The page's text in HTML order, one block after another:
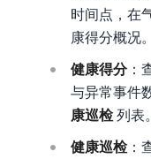
时间点，在
康得分概况。
健康得分：
与异常事件
康巡检列表。
健康巡检：